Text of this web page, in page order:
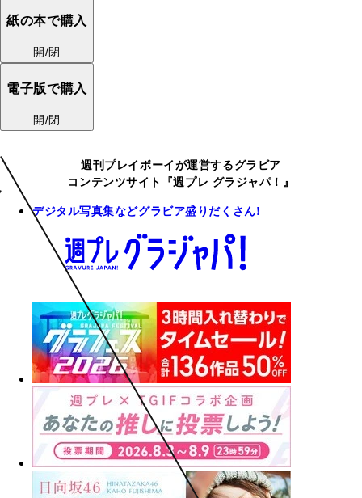
紙の本で購入
開/閉
電子版で購入
開/閉
週刊プレイボーイが運営するグラビア
コンテンツサイト『週プレ グラジャパ！』
デジタル写真集などグラビア盛りだくさん!